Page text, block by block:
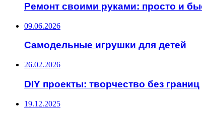
Ремонт своими руками: просто и
09.06.2026
Самодельные игрушки для детей
26.02.2026
DIY проекты: творчество без границ
19.12.2025